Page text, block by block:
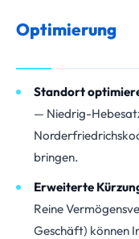
Optimierung
Standort
— Niedrig-
bringen.
Erweiterte
Reine
Geschäft) können